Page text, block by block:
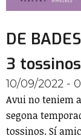
DE
3 tossinos
10/09/2022 -
Avui no teniem
segona
tossinos. Sí